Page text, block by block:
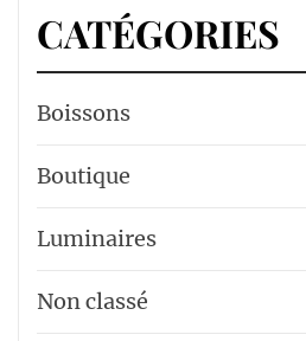
CATÉGORIES
Boissons
Boutique
Luminaires
Non classé